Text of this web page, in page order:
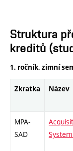
Struktura
kreditů
1. ročník, zimní
Zkratka Název
MPA-
SAD